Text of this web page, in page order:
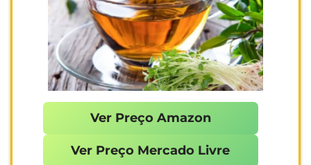
Ver Preço Amazon
Ver Preço Mercado Livre